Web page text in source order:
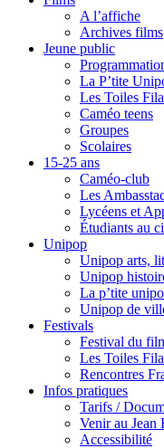
A l’affiche
Archives films
Jeune public
La P’tite
Les Toiles
Caméo teens
Groupes
Scolaires
15-25 ans
Caméo-club
Les
Lycéens et
Étudiants au
Unipop
Unipop arts,
Unipop
La p’tite
Unipop de
Festivals
Festival du
Les Toiles
Rencontres
Infos pratiques
Tarifs /
Venir au Jean
Accessibilité